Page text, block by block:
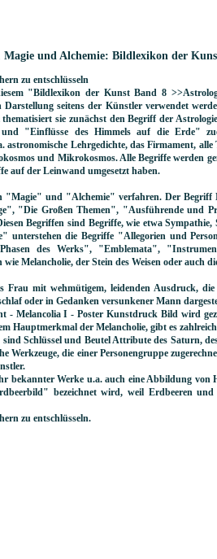
und Alchemie: Bildlexikon der
zu entschlüsseln
"Bildlexikon der Kunst Band 8
seitens der Künstler verwendet
sie zunächst den Begriff der
und "Einflüsse des Himmels auf die Erde"
Lehrgedichte, das Firmament, alle
und Mikrokosmos. Alle Begriffe werden
auf der Leinwand umgesetzt haben.
"Magie" und "Alchemie" verfahren. Der Begriff
"Die Großen Themen", "Ausführende und
Begriffen sind Begriffe, wie etwa Sympathie,
unterstehen die Begriffe "Allegorien und
des Werks", "Emblemata",
Melancholie, der Stein des Weisen oder auch
mit wehmütigem, leidenden Ausdruck,
oder in Gedanken versunkener Mann
- Melancolia I - Poster Kunstdruck Bild wird
Hauptmerkmal der Melancholie, gibt es
Schlüssel und Beutel Attribute des Saturn,
Werkzeuge, die einer Personengruppe
bekannter Werke u.a. auch eine Abbildung von
bezeichnet wird, weil Erdbeeren und
zu entschlüsseln.